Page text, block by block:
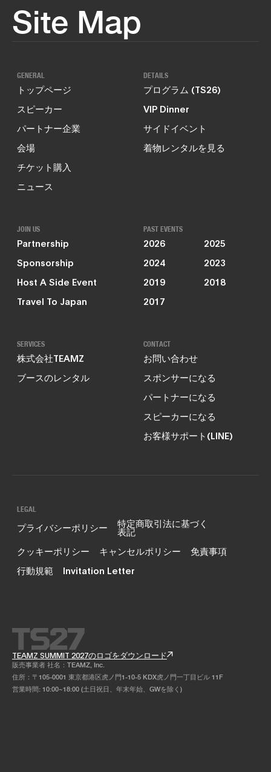
Site Map
GENERAL
トップページ
スピーカー
パートナー企業
会場
チケット購入
ニュース
DETAILS
プログラム (TS26)
VIP Dinner
サイドイベント
着物レンタルを見る
JOIN US
Partnership
Sponsorship
Host A Side Event
Travel To Japan
PAST EVENTS
2026
2025
2024
2023
2019
2018
2017
SERVICES
株式会社TEAMZ
ブースのレンタル
CONTACT
お問い合わせ
スポンサーになる
パートナーになる
スピーカーになる
お客様サポート(LINE)
LEGAL
プライバシーポリシー 特定商取引法に基づく
表記
クッキーポリシー
キャンセルポリシー
免責事項
行動規範
Invitation Letter
TEAMZ SUMMIT 2027のロゴをダウンロード
販売事業者 社名：TEAMZ, Inc.
住所：〒105-0001 東京都港区虎ノ門1-10-5 KDX虎ノ門一丁目ビル 11F
営業時間: 10:00~18:00 (土日祝日、年末年始、GWを除く)